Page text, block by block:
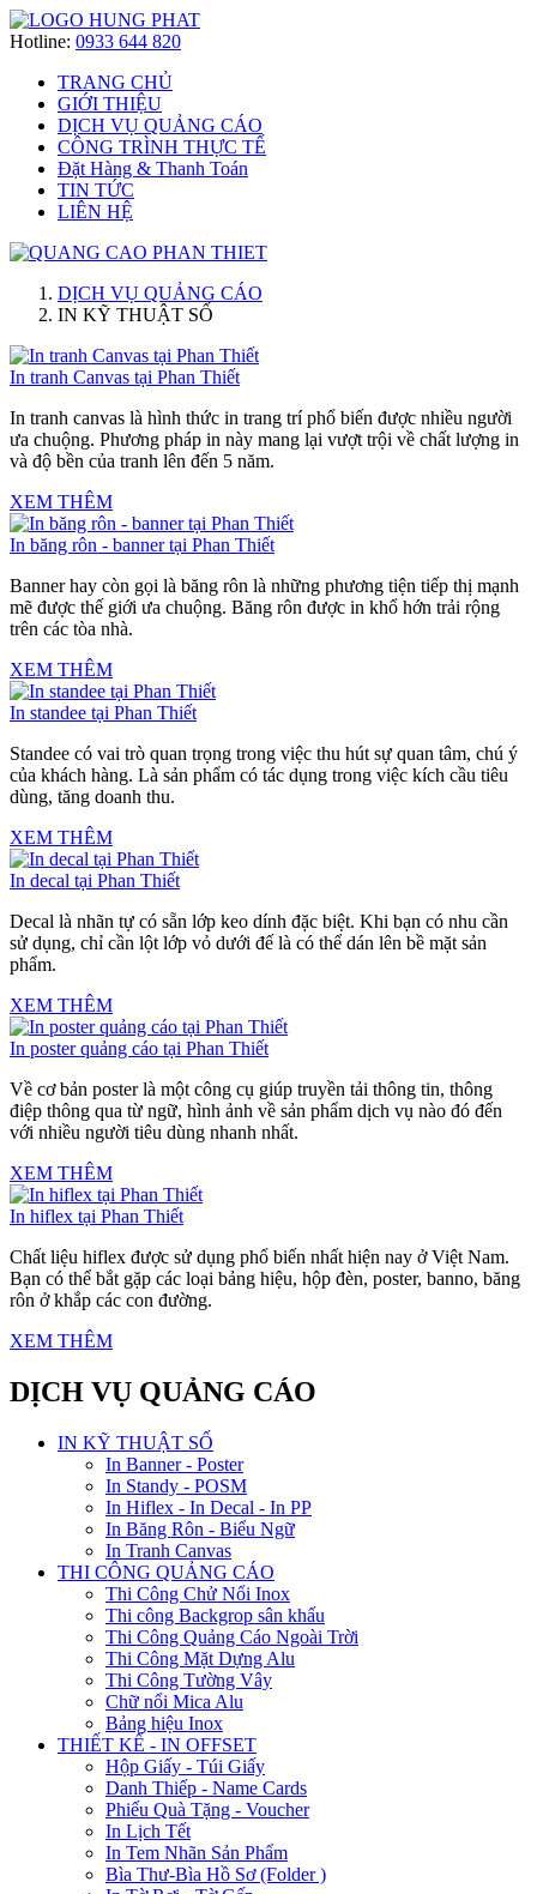
Hotline: 0933 644 820
TRANG CHỦ
GIỚI THIỆU
DỊCH VỤ QUẢNG CÁO
CÔNG TRÌNH THỰC TẾ
Đặt Hàng & Thanh Toán
TIN TỨC
LIÊN HỆ
DỊCH VỤ QUẢNG CÁO
IN KỸ THUẬT SỐ
In tranh Canvas tại Phan Thiết
In tranh canvas là hình thức in trang trí phổ biến được nhiều người
ưa chuộng. Phương pháp in này mang lại vượt trội về chất lượng in
và độ bền của tranh lên đến 5 năm.
XEM THÊM
In băng rôn - banner tại Phan Thiết
Banner hay còn gọi là băng rôn là những phương tiện tiếp thị mạnh
mẽ được thế giới ưa chuộng. Băng rôn được in khổ hớn trải rộng
trên các tòa nhà.
XEM THÊM
In standee tại Phan Thiết
Standee có vai trò quan trọng trong việc thu hút sự quan tâm, chú ý
của khách hàng. Là sản phẩm có tác dụng trong việc kích cầu tiêu
dùng, tăng doanh thu.
XEM THÊM
In decal tại Phan Thiết
Decal là nhãn tự có sẵn lớp keo dính đặc biệt. Khi bạn có nhu cần
sử dụng, chỉ cần lột lớp vỏ dưới đế là có thể dán lên bề mặt sản
phẩm.
XEM THÊM
In poster quảng cáo tại Phan Thiết
Về cơ bản poster là một công cụ giúp truyền tải thông tin, thông
điệp thông qua từ ngữ, hình ảnh về sản phẩm dịch vụ nào đó đến
với nhiều người tiêu dùng nhanh nhất.
XEM THÊM
In hiflex tại Phan Thiết
Chất liệu hiflex được sử dụng phổ biến nhất hiện nay ở Việt Nam.
Bạn có thể bắt gặp các loại bảng hiệu, hộp đèn, poster, banno, băng
rôn ở khắp các con đường.
XEM THÊM
DỊCH VỤ QUẢNG CÁO
IN KỸ THUẬT SỐ
In Banner - Poster
In Standy - POSM
In Hiflex - In Decal - In PP
In Băng Rôn - Biểu Ngữ
In Tranh Canvas
THI CÔNG QUẢNG CÁO
Thi Công Chử Nổi Inox
Thi công Backgrop sân khấu
Thi Công Quảng Cáo Ngoài Trời
Thi Công Mặt Dựng Alu
Thi Công Tường Vây
Chữ nổi Mica Alu
Bảng hiệu Inox
THIẾT KẾ - IN OFFSET
Hộp Giấy - Túi Giấy
Danh Thiếp - Name Cards
Phiếu Quà Tặng - Voucher
In Lịch Tết
In Tem Nhãn Sản Phẩm
Bìa Thư-Bìa Hồ Sơ (Folder )